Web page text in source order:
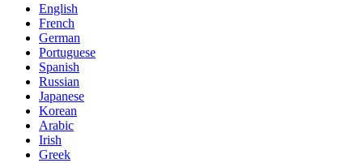
English
French
German
Portuguese
Spanish
Russian
Japanese
Korean
Arabic
Irish
Greek